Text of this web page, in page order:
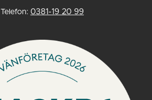
Telefon: 0381-19 20 99